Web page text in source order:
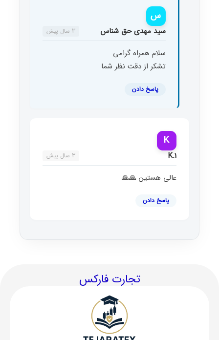
س
سید مهدی حق شناس 3 سال پیش
سلام همراه گرامی
تشکر از دقت نظر شما
پاسخ دادن
K
K.1 3 سال پیش
عالی هستین 🙏🙏
پاسخ دادن
تجارت فارکس